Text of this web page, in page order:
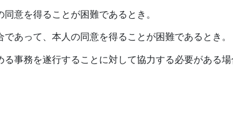
意を得ることが困難であるとき。
あって、本人の同意を得ることが困難であるとき。
事務を遂行することに対して協力する必要がある